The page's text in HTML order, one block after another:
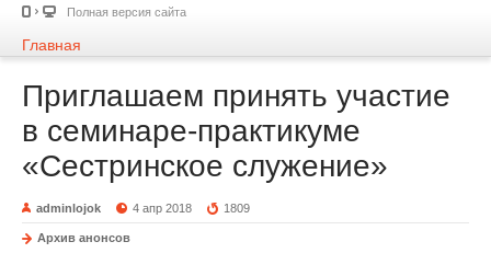
Полная версия сайта
Главная
Приглашаем принять участие
в семинаре-практикуме
«Сестринское служение»
adminlojok 4 апр 2018 1809
Архив анонсов